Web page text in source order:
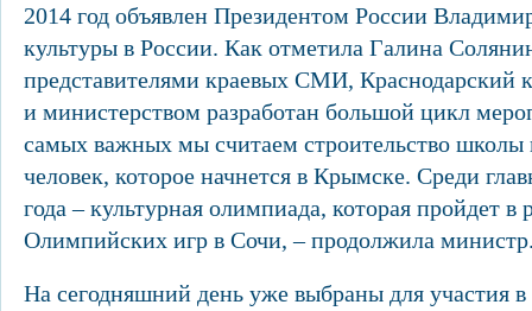
2014 год объявлен Президентом России
культуры в России. Как отметила Галина
представителями краевых СМИ, Краснодарский
и министерством разработан большой цикл
самых важных мы считаем строительство школы
человек, которое начнется в Крымске. Среди
года – культурная олимпиада, которая пройдет в
Олимпийских игр в Сочи, – продолжила
На сегодняшний день уже выбраны для участия